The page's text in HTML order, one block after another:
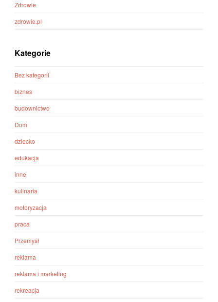
Zdrowie
zdrowie.pl
Kategorie
Bez kategorii
biznes
budownictwo
Dom
dziecko
edukacja
inne
kulinaria
motoryzacja
praca
Przemysł
reklama
reklama i marketing
rekreacja